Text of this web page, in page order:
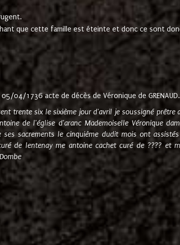
que cette famille est éteinte et donc ce sont donc
05/04/1736 acte de décès de Véronique de GRENAUD.
trente six le sixième jour d'avril je soussigné prêtre
de l'église d'aranc Mademoiselle Véronique
ses sacrements le cinquième dudit mois ont
de lentenay me antoine cachet curé de ???? et